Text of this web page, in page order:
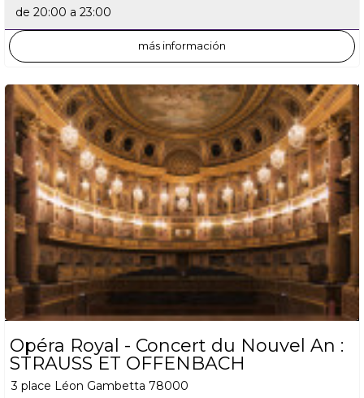
de 20:00 a 23:00
más información
Opéra Royal - Concert du Nouvel An :
STRAUSS ET OFFENBACH
3 place Léon Gambetta 78000